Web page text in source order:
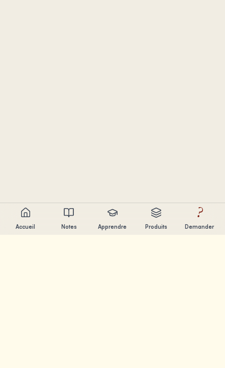
Accueil Notes Apprendre Produits
?
Demander